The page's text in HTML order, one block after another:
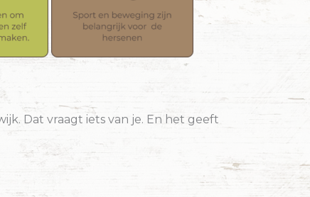
Dat vraagt iets van je. En het geeft